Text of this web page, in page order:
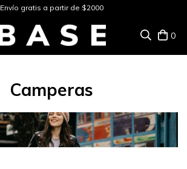
Envío gratis a partir de $2000
0
Camperas